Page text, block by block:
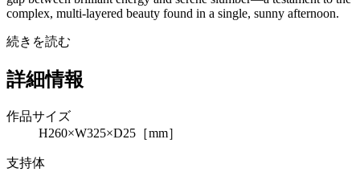
complex, multi-layered beauty found in a single, sunny afternoon.
続きを読む
詳細情報
作品サイズ
H260×W325×D25［mm］
支持体